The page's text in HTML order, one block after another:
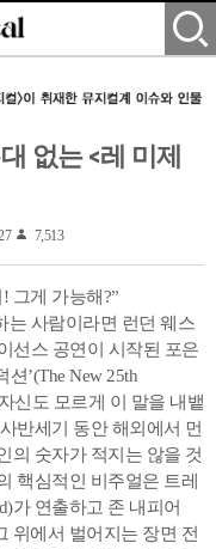
없는 <레 미제
7,513
그게 가능해?”
는 사람이라면 런던 웨스
선스 공연이 시작된 포은
’(The New 25th
신도 모르게 이 말을 내뱉
반세기 동안 해외에서 먼
의 숫자가 적지는 않을 것
핵심적인 비주얼은 트레
가 연출하고 존 내피어
위에서 벌어지는 장면 전